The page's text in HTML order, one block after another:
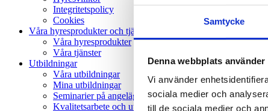
Samtycke
Denna webbplats
Vi använder
sociala medier och
till de sociala medier och
Integritetspolicy
Cookies
Våra hyresprodukter och tjänster
Våra hyresprodukter
Våra tjänster
Utbildningar
Våra utbildningar
Mina utbildningar
Seminarier på angelägna teman
Kvalitetsarbete och utvärderingar